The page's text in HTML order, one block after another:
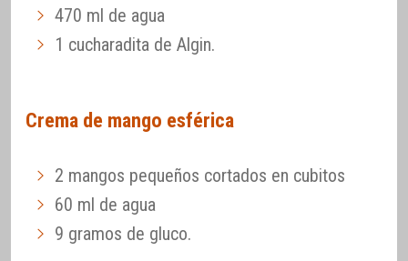
470 ml de agua
1 cucharadita de Algin.
Crema de mango esférica
2 mangos pequeños cortados en cubitos
60 ml de agua
9 gramos de gluco.